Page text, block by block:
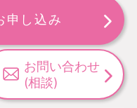
申し込み
お問い合わせ
(相談)